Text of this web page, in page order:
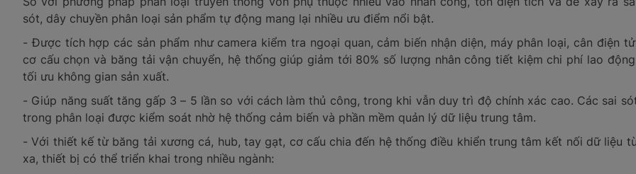
sót, dây chuyền phân loại sản phẩm tự động mang lại nhiều ưu điểm nổi bật.
- Được tích hợp các sản phẩm như camera kiểm tra ngoại quan, cảm biến nhận diện, máy phân loại, cân điện
cơ cấu chọn và băng tải vận chuyển, hệ thống giúp giảm tới 80% số lượng nhân công tiết kiệm chi phí lao
tối ưu không gian sản xuất.
- Giúp năng suất tăng gấp 3 – 5 lần so với cách làm thủ công, trong khi vẫn duy trì độ chính xác cao. Các sai
trong phân loại được kiểm soát nhờ hệ thống cảm biến và phần mềm quản lý dữ liệu trung tâm.
- Với thiết kế từ băng tải xương cá, hub, tay gạt, cơ cấu chia đến hệ thống điều khiển trung tâm kết nối dữ liệu
xa, thiết bị có thể triển khai trong nhiều ngành: